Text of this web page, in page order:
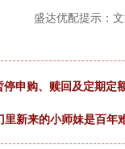
盛达优配提示：
申购、赎回及定期定
新来的小师妹是百年